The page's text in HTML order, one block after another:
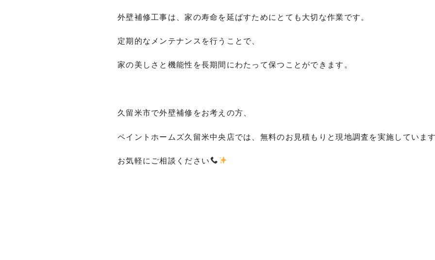
外壁補修工事は、家の寿命を延ばすためにとても大切な作業です。
定期的なメンテナンスを行うことで、
家の美しさと機能性を長期間にわたって保つことができます。
久留米市で外壁補修をお考えの方、
ペイントホームズ久留米中央店では、無料のお見積もりと現地調査を実施していま
お気軽にご相談ください